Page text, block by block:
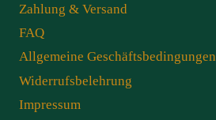
Zahlung & Versand
FAQ
Allgemeine Geschäftsbedingungen
Widerrufsbelehrung
Impressum